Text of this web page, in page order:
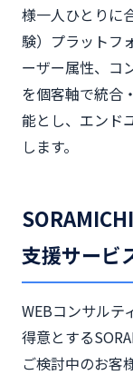
様一人ひとりに
験）プラットフ
ーザー属性、コ
を個客軸で統合
能とし、エンド
します。
支援サービ
WEBコンサルテ
得意とする
ご検討中のお客